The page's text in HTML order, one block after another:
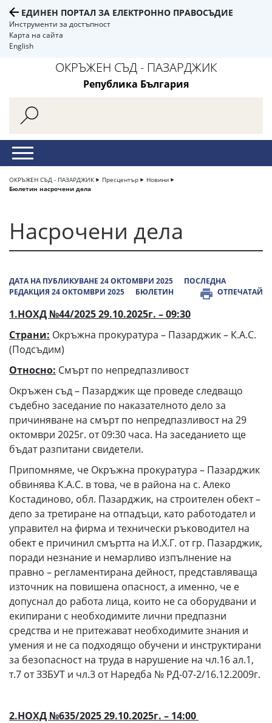
ЕДИНЕН ПОРТАЛ ЗА ЕЛЕКТРОННО ПРАВОСЪДИЕ
Инструменти за достъпност
Карта на сайта
English
ОКРЪЖЕН СЪД - ПАЗАРДЖИК
Република България
ОКРЪЖЕН СЪД - ПАЗАРДЖИК Пресцентър
Новини
Бюлетин насрочени дела
Насрочени дела
ДАТА НА ПУБЛИКУВАНЕ 24 ОКТОМВРИ 2025
ПОСЛЕДНА
РЕДАКЦИЯ 24 ОКТОМВРИ 2025
БЮЛЕТИН ОТПЕЧАТАЙ
1.НОХД №44/2025 29.10.2025г. –09:30
Страни: Окръжна прокуратура – Пазарджик – К.А.С.
(Подсъдим)
Относно: Смърт по непредпазливост
Окръжен съд – Пазарджик ще проведе следващо
съдебно заседание по наказателното дело за
причиняване на смърт по непредпазливост на 29
октомври 2025г. от 09:30 часа. На заседанието ще
бъдат разпитани свидетели.
Припомняме, че Окръжна прокуратура – Пазарджик
обвинява К.А.С. в това, че в района на с. Алеко
Костадиново, обл. Пазарджик, на строителен обект –
депо за третиране на отпадъци, като работодател и
управител на фирма и технически ръководител на
обект е причинил смъртта на И.Х.Г. от гр. Пазарджик,
поради незнание и немарливо изпълнение на
правно – регламентирана дейност, представляваща
източник на повишена опасност, а именно, че е
допуснал до работа лица, които не са оборудвани и
екипирани с необходимите лични предпазни
средства и не притежават необходимите знания и
умения и не са подходящо обучени и инструктирани
за безопасност на труда в нарушение на чл.16 ал.1,
т.7 от ЗЗБУТ и чл.3 от Наредба № РД-07-2/16.12.2009г.
2.НОХД №635/2025 29.10.2025г. – 14:00